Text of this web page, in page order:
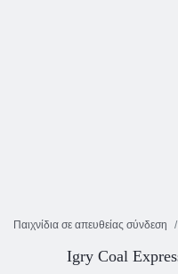
Παιχνίδια σε απευθείας σύνδεση
Igry Coal